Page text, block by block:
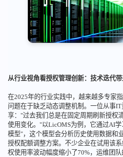
从行业视角看授权管理创新：技术迭代
在2025年的行业实践中，越来越多专家
问题在于缺乏动态调整机制。一位从事
享："过去我们总是在固定周期刷新授权
使用变化。"以LicOMS为例，它通过AI
模型"，这个模型会分析历史使用数据和
授权配额调整方案。不少企业在试用该
权使用率波动幅度缩小了70%，运维团